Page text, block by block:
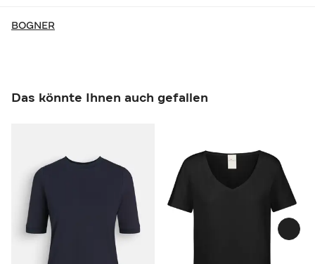
BOGNER
Das könnte Ihnen auch gefallen